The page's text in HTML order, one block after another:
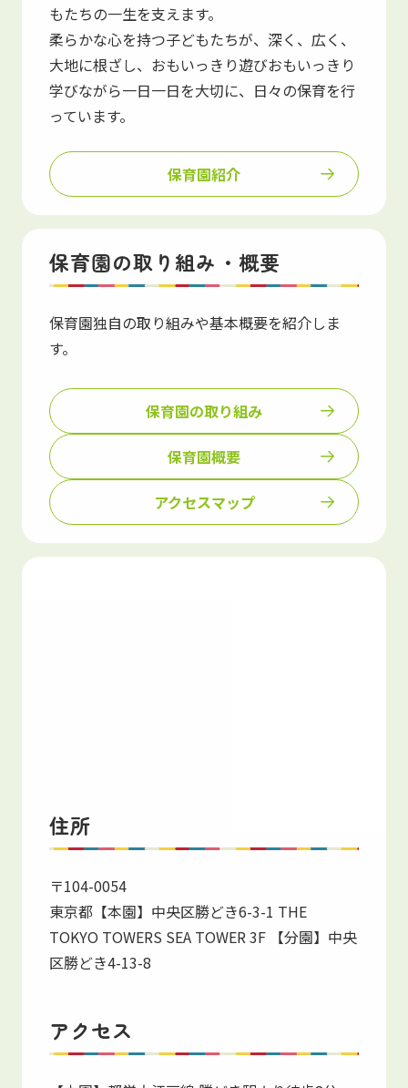
もたちの一生を支えます。
柔らかな心を持つ子どもたちが、深く、広く、
大地に根ざし、おもいっきり遊びおもいっきり
学びながら一日一日を大切に、日々の保育を行
っています。
保育園紹介
保育園の取り組み・概要
保育園独自の取り組みや基本概要を紹介しま
す。
保育園の取り組み
保育園概要
アクセスマップ
住所
〒104-0054
東京都【本園】中央区勝どき6-3-1 THE
TOKYO TOWERS SEA TOWER 3F 【分園】中央
区勝どき4-13-8
アクセス